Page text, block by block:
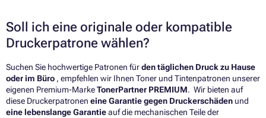
Soll ich eine originale oder kompatible
Druckerpatrone wählen?
Suchen Sie hochwertige Patronen fürden täglichen Druck zu Hause
oder im Büro , empfehlen wir Ihnen Toner und Tintenpatronen unserer
eigenen Premium-MarkeTonerPartner PREMIUM. Wir bieten auf
diese Druckerpatronen eine Garantie gegen Druckerschäden und
eine lebenslange Garantieauf die mechanischen Teile der